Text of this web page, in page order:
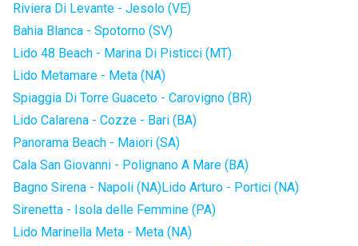
Riviera Di Levante - Jesolo (VE)
Bahia Blanca - Spotorno (SV)
Lido 48 Beach - Marina Di Pisticci (MT)
Lido Metamare - Meta (NA)
Spiaggia Di Torre Guaceto - Carovigno (BR)
Lido Calarena - Cozze - Bari (BA)
Panorama Beach - Maiori (SA)
Cala San Giovanni - Polignano A Mare (BA)
Bagno Sirena - Napoli (NA)Lido Arturo - Portici (NA)
Sirenetta - Isola delle Femmine (PA)
Lido Marinella Meta - Meta (NA)